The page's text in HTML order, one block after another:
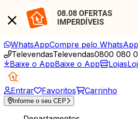
08.08 OFERTAS
IMPERDÍVEIS
WhatsAppCompre pelo WhatsApp
TelevendasTelevendas0800 080
Baixe o AppBaixe o App Lojas
Entrar Favoritos Carrinho
Informe o seu CEP